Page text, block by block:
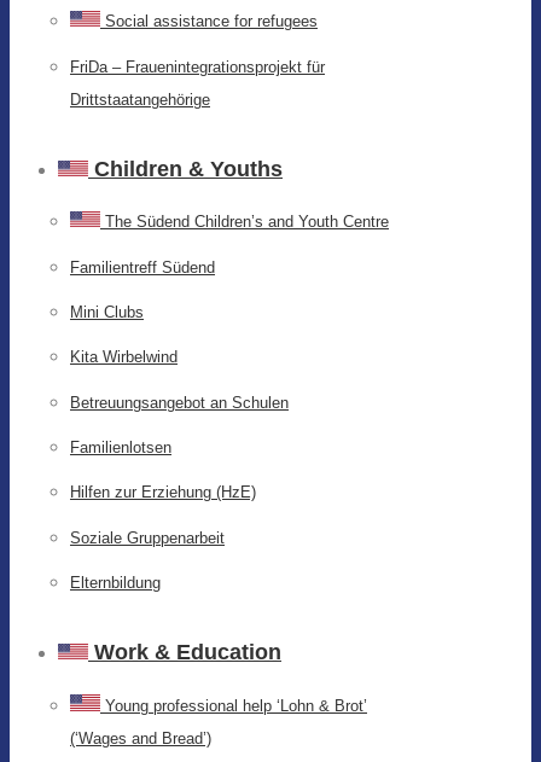
Social assistance for refugees
FriDa – Frauenintegrationsprojekt für
Drittstaatangehörige
Children & Youths
The Südend Children’s and Youth Centre
Familientreff Südend
Mini Clubs
Kita Wirbelwind
Betreuungsangebot an Schulen
Familienlotsen
Hilfen zur Erziehung (HzE)
Soziale Gruppenarbeit
Elternbildung
Work & Education
Young professional help ‘Lohn & Brot’
(‘Wages and Bread’)